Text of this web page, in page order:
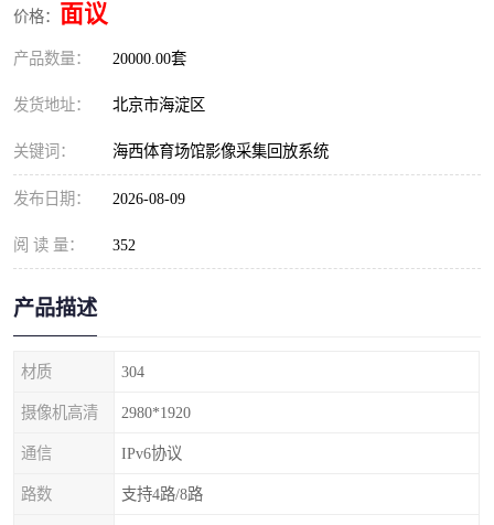
价格： 面议
产品数量： 20000.00套
发货地址： 北京市海淀区
关键词： 海西体育场馆影像采集回放系统
发布日期： 2026-08-09
阅 读 量： 352
产品描述
材质 304
摄像机高清 2980*1920
通信 IPv6协议
路数 支持4路/8路